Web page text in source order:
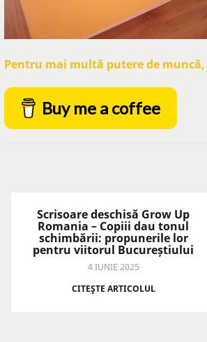
Pentru mai multă putere de
Buy me a coffee
Scrisoare deschisă Grow Up
Romania – Copiii dau tonul
schimbării: propunerile lor
pentru viitorul Bucureștiului
4 IUNIE 2025
CITEŞTE ARTICOLUL